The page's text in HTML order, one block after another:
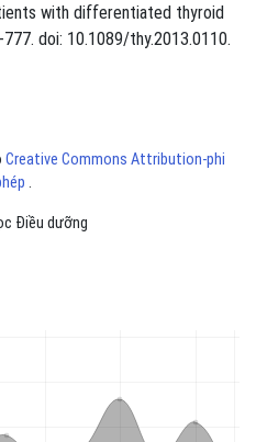
with differentiated thyroid
doi: 10.1089/thy.2013.0110.
Creative Commons Attribution-phi
.
Điều dưỡng